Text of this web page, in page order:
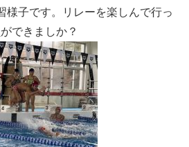
様子です。リレーを楽しんで行っ
できましか？